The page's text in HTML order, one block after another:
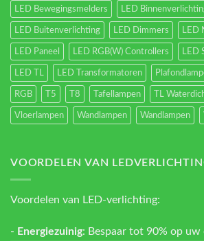
LED Bewegingsmelders LED
LED Buitenverlichting LED Dimmers LED
LED Paneel LED RGB(W) Controllers LED
LED TL LED Transformatoren
RGB T5 T8 Tafellampen TL
Vloerlampen Wandlampen Wandlampen
VOORDELEN VAN
Voordelen van LED-verlichting:
- Energiezuinig: Bespaar tot 90% op uw